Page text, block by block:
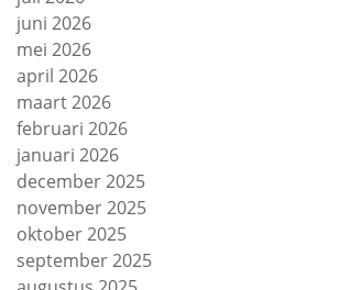
juni 2026
mei 2026
april 2026
maart 2026
februari 2026
januari 2026
december 2025
november 2025
oktober 2025
september 2025